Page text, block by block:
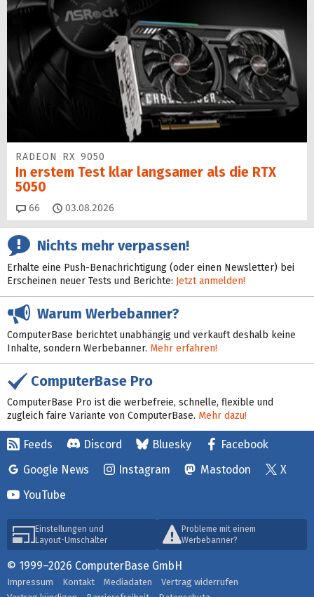
RADEON RX 9050
In erstem Test klar langsamer als die RTX
5050
66 Kommentare
03.08.2026
Nichts mehr verpassen!
Erhalte eine Push-Benachrichtigung (oder einen Newsletter) bei
Erscheinen neuer Tests und Berichte: Jetzt anmelden!
Warum Werbebanner?
ComputerBase berichtet unabhängig und verkauft deshalb keine
Inhalte, sondern Werbebanner. Mehr erfahren!
ComputerBase Pro
ComputerBase Pro ist die werbefreie, schnelle, flexible und
zugleich faire Variante von ComputerBase. Mehr dazu!
Feeds Discord Bluesky
Facebook
Google News
Instagram Mastodon
X
YouTube
Einstellungen und
Layout-Umschalter
Probleme mit einem
Werbebanner?
© 1999–2026 ComputerBase GmbH
Impressum Kontakt Mediadaten
Vertrag widerrufen